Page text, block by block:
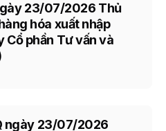
23/07/2026 Thủ
hóa xuất nhập
Cổ phần Tư vấn và
ngày 23/07/2026